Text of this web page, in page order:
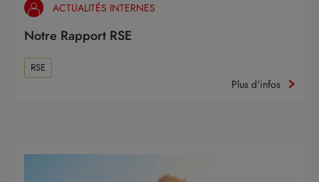
ACTUALITÉS INTERNES
Notre Rapport RSE
RSE
Plus d'infos